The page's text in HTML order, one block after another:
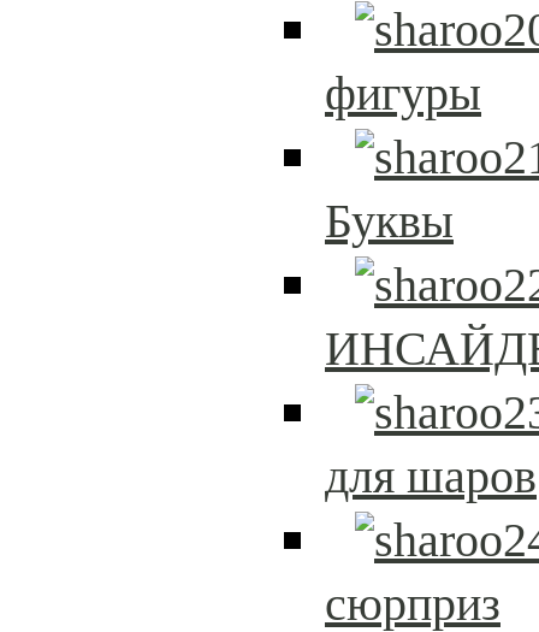
фигуры
Буквы
для шаров
сюрприз